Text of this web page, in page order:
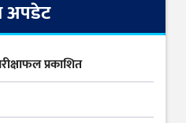
अपडेट
प्रकाशित